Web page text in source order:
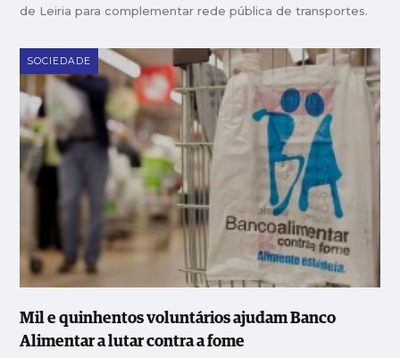
de Leiria para complementar rede pública de transportes.
SOCIEDADE
Mil e quinhentos voluntários ajudam Banco
Alimentar a lutar contra a fome